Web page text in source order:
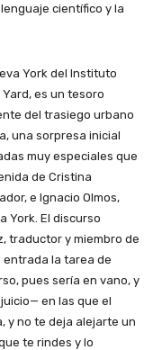
científico y la
York del Instituto
es un tesoro
del trasiego urbano
una sorpresa inicial
muy especiales que
de Cristina
e Ignacio Olmos,
York. El discurso
traductor y miembro de
entrada la tarea de
pues sería en vano, y
en las que el
y no te deja alejarte un
te rindes y lo